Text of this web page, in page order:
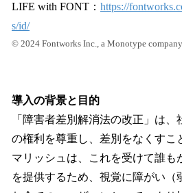
LIFE with FONT： https://
s/id/
© 2024 Fontworks Inc., a Monotype company
導入の背景と目的
「障害者差別解消法の改正」は
の権利を尊重し、差別をなくすこ
マリッシュは、これを受けて誰も
を提供するため、視覚に障がい（